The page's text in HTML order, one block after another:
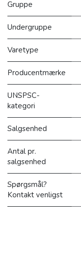
Gruppe
Undergruppe
Varetype
Producentmærke
UNSPSC-
kategori
Salgsenhed
Antal pr.
salgsenhed
Spørgsmål?
Kontakt venligst